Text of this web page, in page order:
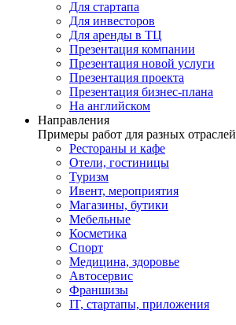
Для стартапа
Для инвесторов
Для аренды в ТЦ
Презентация компании
Презентация новой услуги
Презентация проекта
Презентация бизнес-плана
На английском
Направления
Примеры работ для разных отраслей
Рестораны и кафе
Отели, гостиницы
Туризм
Ивент, мероприятия
Магазины, бутики
Мебельные
Косметика
Спорт
Медицина, здоровье
Автосервис
Франшизы
IT, стартапы, приложения